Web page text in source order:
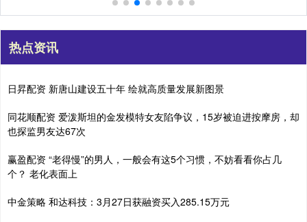
热点资讯
日昇配资 新唐山建设五十年 绘就高质量发展新图景
同花顺配资 爱泼斯坦的金发模特女友陷争议，15岁被迫进按摩房，却
也探监男友达67次
赢盈配资 “老得慢”的男人，一般会有这5个习惯，不妨看看你占几
个？ 老化表面上
中金策略 和达科技：3月27日获融资买入285.15万元